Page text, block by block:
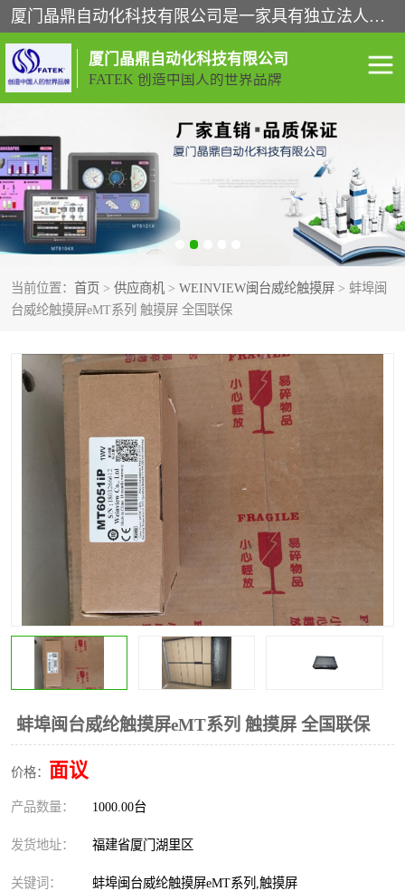
厦门晶鼎自动化科技有限公司是一家具有独立法人资格的高新技术企业；代理销售的产品有台湾威纶触摸屏，魏德米勒全系列，永宏触摸屏,威纶触摸屏,台湾威纶weinview触摸屏,台湾永宏PLC，FATEK,永宏伺服,图儿克总线，施耐德，欧姆龙，西门子，富士变频，K&N蓝系列， BUSSMANN，松下变频器，丹佛斯变频器等。
厦门晶鼎自动化科技有限公司
FATEK 创造中国人的世界品牌
当前位置： 首页 > 供应商机 > WEINVIEW闽台威纶触摸屏 > 蚌埠闽
台威纶触摸屏eMT系列 触摸屏 全国联保
蚌埠闽台威纶触摸屏eMT系列 触摸屏 全国联保
价格： 面议
产品数量： 1000.00台
发货地址： 福建省厦门湖里区
关键词： 蚌埠闽台威纶触摸屏eMT系列,触摸屏
闽台永宏PLC WEINVIEW闽台威纶触摸
正弦变频器正弦伺服 魏德米勒接线端子
ABB电流开关 魏德米勒电源
丹佛斯变频器 MOXA通讯模块
魏德米勒工具 西门子
其他
安士能开关
克罗地亚 普洛菲斯触摸屏
魏德米勒继电器 施迈赛限位开关